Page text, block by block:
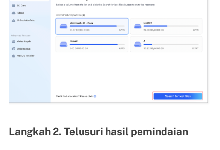
Langkah 2. Telusuri hasil pemindaian